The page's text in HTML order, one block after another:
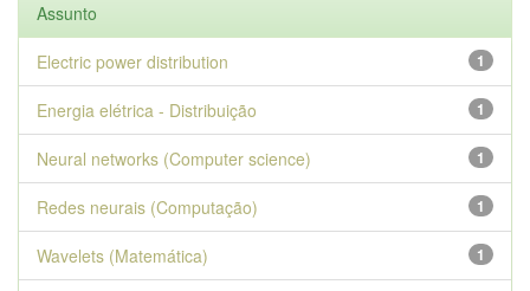
Assunto
1
Electric power distribution
1
Energia elétrica - Distribuição
1
Neural networks (Computer science)
1
Redes neurais (Computação)
1
Wavelets (Matemática)